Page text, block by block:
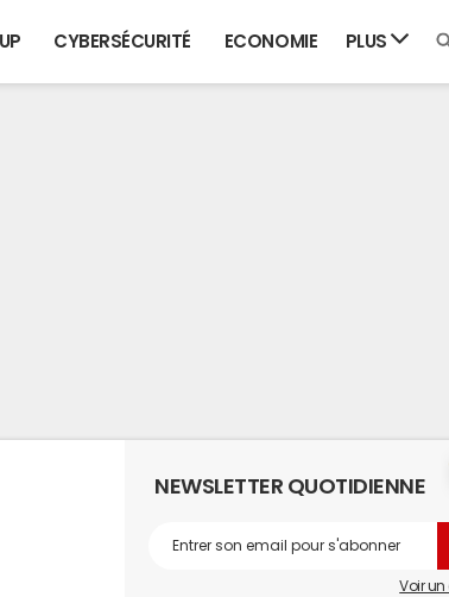
CYBERSÉCURITÉ ECONOMIE PLUS
NEWSLETTER QUOTIDIENNE
Voir un